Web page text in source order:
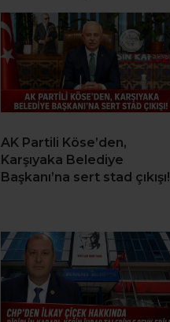
AK Partili Köse’den,
Karşıyaka Belediye
Başkanı’na sert stad çıkışı!